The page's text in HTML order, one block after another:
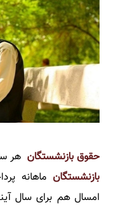
حقوق بازنشستگان هر
بازنشستگان ماهانه
امسال هم برای سال